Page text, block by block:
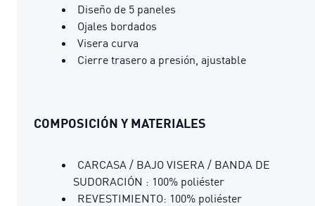
Diseño de 5 paneles
Ojales bordados
Visera curva
Cierre trasero a presión, ajustable
COMPOSICIÓN Y MATERIALES
CARCASA / BAJO VISERA / BANDA DE
SUDORACIÓN : 100% poliéster
REVESTIMIENTO: 100% poliéster